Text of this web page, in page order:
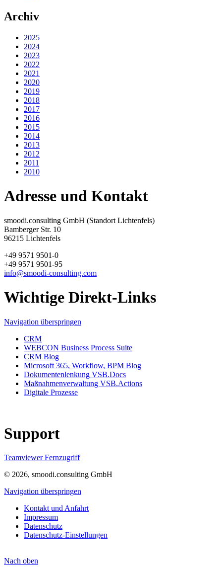
Archiv
2025
2024
2023
2022
2021
2020
2019
2018
2017
2016
2015
2014
2013
2012
2011
2010
Adresse und Kontakt
smoodi.consulting GmbH (Standort Lichtenfels)
Bamberger Str. 10
96215 Lichtenfels
+49 9571 9501-0
+49 9571 9501-95
info@smoodi-consulting.com
Wichtige Direkt-Links
Navigation überspringen
CRM
WEBCON Business Process Suite
CRM Blog
Microsoft 365, Workflow, BPM Blog
Dokumentenlenkung VSB.Docs
Maßnahmenverwaltung VSB.Actions
Digitale Prozesse
Support
Teamviewer Fernzugriff
© 2026, smoodi.consulting GmbH
Navigation überspringen
Kontakt und Anfahrt
Impressum
Datenschutz
Datenschutz-Einstellungen
Nach oben